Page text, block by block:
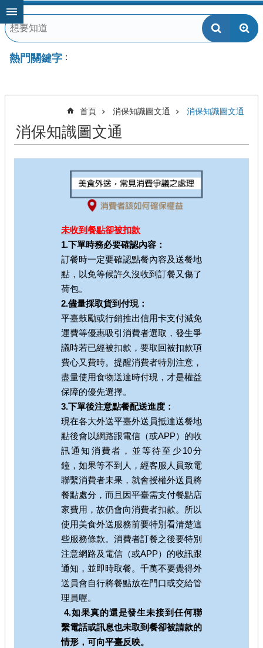
跳到主要內容區塊
熱門關鍵字
首頁 消保知識圖文通 消保知識圖文通
消保知識圖文通
未收到餐點卻被扣款
1.下單時務必要確認內容：
訂餐時一定要確認點餐內容及送餐地
點，以免等候許久沒收到訂餐又傷了
荷包。
2.儘量採取貨到付現：
平臺鼓勵或行銷推出信用卡支付減免
運費等優惠吸引消費者選取，發生爭
議時若已經被扣款，要取回被扣款項
費心又費時。提醒消費者特別注意，
盡量使用食物送達時付現，才是權益
保障的優先選擇。
3.下單後注意點餐配送進度：
現在各大外送平臺外送員抵達送餐地
點後會以網路跟電信（或APP）的收
訊通知消費者，並等待至少10分
鐘，如果等不到人，經客服人員致電
聯繫消費者未果，就會授權外送員將
餐點處分，而且因平臺需支付餐點店
家費用，故仍會向消費者扣款。所以
使用美食外送服務前要特別看清楚這
些服務條款。消費者訂餐之後要特別
注意網路及電信（或APP）的收訊跟
通知，並即時取餐。千萬不要覺得外
送員會自行將餐點放在門口或交給管
理員喔。
4.如果真的還是發生未接到任何聯
繫電話或訊息也未取到餐卻被請款的
情形，可向平臺反映。